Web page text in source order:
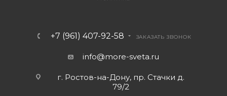
+7 (961) 407-92-58 ЗАКАЗАТЬ ЗВОНОК
info@more-sveta.ru
г. Ростов-на-Дону, пр. Стачки д.
79/2